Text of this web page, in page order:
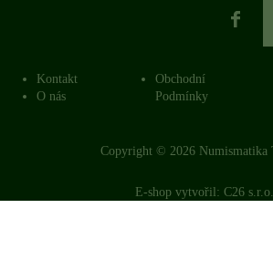
Kontakt
O nás
Obchodní
Podmínky
Copyright © 2026 Numismatika
E-shop vytvořil: C26 s.r.o.